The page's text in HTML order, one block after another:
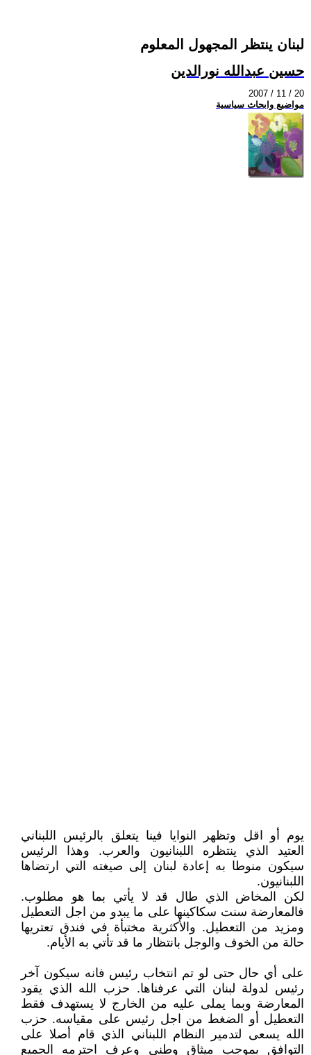
لبنان ينتظر المجهول المعلوم
حسين عبدالله نورالدين
2007 / 11 / 20
مواضيع وابحاث سياسية
يوم أو اقل وتظهر النوايا فينا يتعلق بالرئيس اللبناني
العتيد الذي ينتظره اللبنانيون والعرب. وهذا الرئيس
سيكون منوطا به إعادة لبنان إلى صيغته التي ارتضاها
اللبنانيون.
لكن المخاض الذي طال قد لا يأتي بما هو مطلوب.
فالمعارضة سنت سكاكينها على ما يبدو من اجل التعطيل
ومزيد من التعطيل. والأكثرية مختبأة في فندق تعتريها
حالة من الخوف والوجل بانتظار ما قد تأتي به الأيام.
على أي حال حتى لو تم انتخاب رئيس فانه سيكون آخر
رئيس لدولة لبنان التي عرفناها. حزب الله الذي يقود
المعارضة وبما يملى عليه من الخارج لا يستهدف فقط
التعطيل أو الضغط من اجل رئيس على مقياسه. حزب
الله يسعى لتدمير النظام اللبناني الذي قام أصلا على
التوافق بموجب ميثاق وطني وعرف احترمه الجميع